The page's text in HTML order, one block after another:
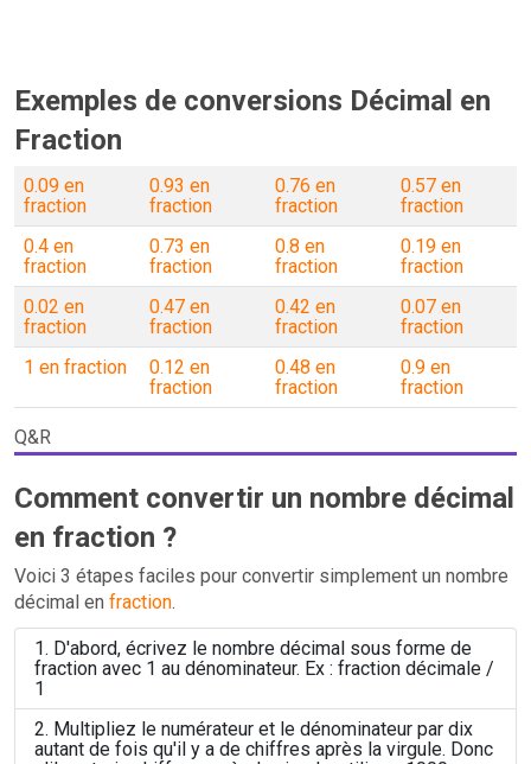
Exemples de conversions Décimal en
Fraction
0.09 en
fraction
0.93 en
fraction
0.76 en
fraction
0.57 en
fraction
0.4 en
fraction
0.73 en
fraction
0.8 en
fraction
0.19 en
fraction
0.02 en
fraction
0.47 en
fraction
0.42 en
fraction
0.07 en
fraction
1 en fraction
0.12 en
fraction
0.48 en
fraction
0.9 en
fraction
Q&R
Comment convertir un nombre décimal
en fraction ?
Voici 3 étapes faciles pour convertir simplement un nombre
décimal en fraction.
D'abord, écrivez le nombre décimal sous forme de
fraction avec 1 au dénominateur. Ex : fraction décimale /
1
Multipliez le numérateur et le dénominateur par dix
autant de fois qu'il y a de chiffres après la virgule. Donc